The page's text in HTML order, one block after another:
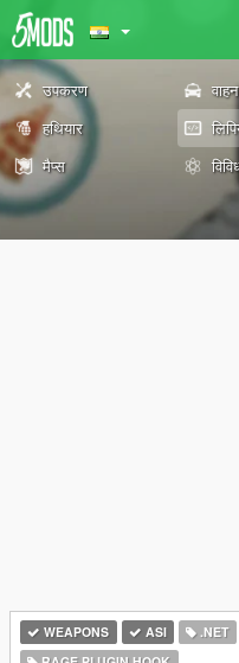
उपकरण वाहन
हथियार
मैप्स
WEAPONS ASI .NET